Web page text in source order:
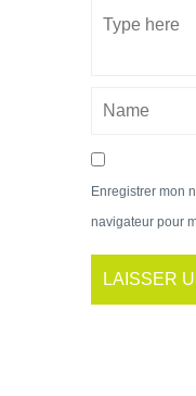
Enregistrer mon
navigateur pour